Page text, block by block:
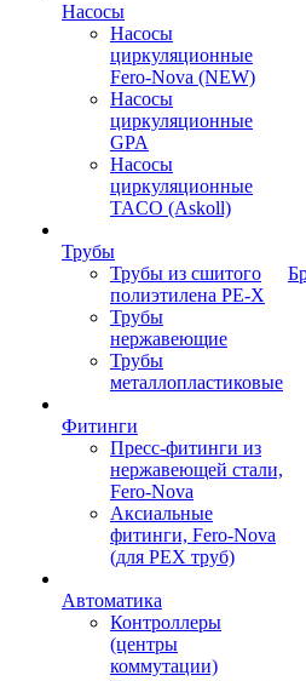
Насосы
Насосы
циркуляционные
Fero-Nova (NEW)
Насосы
циркуляционные
GPA
Насосы
циркуляционные
TACO (Askoll)
Трубы
Трубы из сшитого
полиэтилена PE-X
Трубы
нержавеющие
Трубы
металлопластиковые
Фитинги
Пресс-фитинги из
нержавеющей стали,
Fero-Nova
Аксиальные
фитинги, Fero-Nova
(для PEX труб)
Автоматика
Контроллеры
(центры
коммутации)